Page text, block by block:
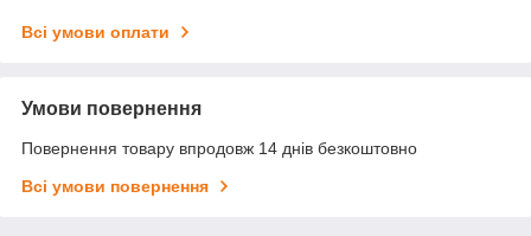
Всі умови оплати
Умови повернення
Повернення товару впродовж 14 днів безкоштовно
Всі умови повернення